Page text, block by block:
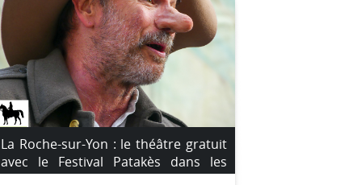
La Roche-sur-Yon : le théâtre gratuit
avec le Festival Patakès dans les
quartiers a débuté hier soir à l'école